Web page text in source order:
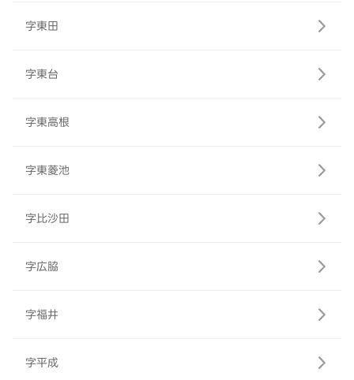
字東田
字東台
字東高根
字東菱池
字比沙田
字広脇
字福井
字平成